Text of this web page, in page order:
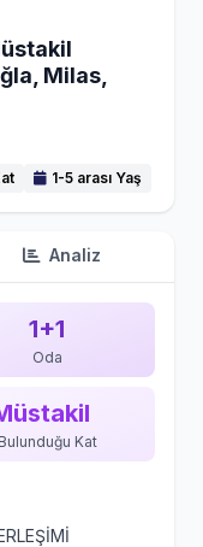
Milas,
1-5 arası Yaş
Analiz
1+1
Oda
Bulunduğu Kat